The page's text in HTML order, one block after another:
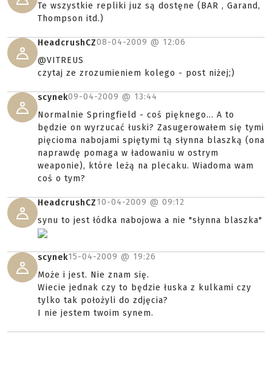
Te wszystkie repliki juz są dostęne (BAR , Garand,
Thompson itd.)
HeadcrushCZ08-04-2009 @ 12:06
@VITREUS
czytaj ze zrozumieniem kolego - post niżej;)
scynek09-04-2009 @ 13:44
Normalnie Springfield - coś pięknego... A to
będzie on wyrzucać łuski? Zasugerowałem się tymi
pięcioma nabojami spiętymi tą słynna blaszką (ona
naprawdę pomaga w ładowaniu w ostrym
weaponie), które leżą na plecaku. Wiadoma wam
coś o tym?
HeadcrushCZ10-04-2009 @ 09:12
synu to jest łódka nabojowa a nie "słynna blaszka"
scynek15-04-2009 @ 19:26
Może i jest. Nie znam się.
Wiecie jednak czy to będzie łuska z kulkami czy
tylko tak położyli do zdjęcia?
I nie jestem twoim synem.